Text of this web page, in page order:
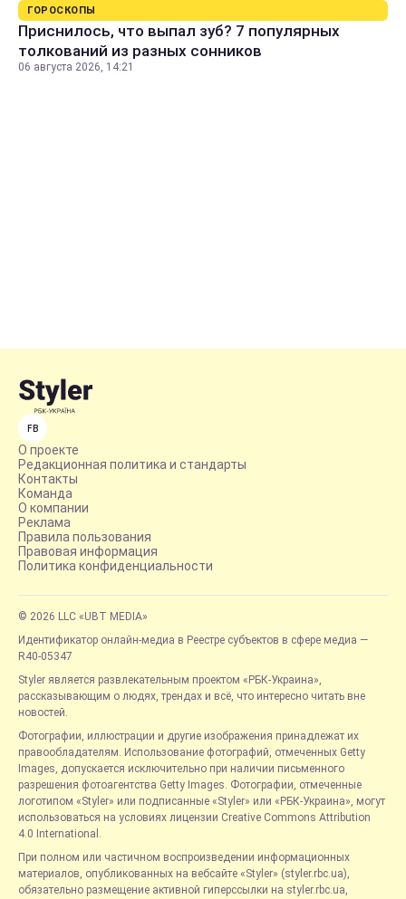
ГОРОСКОПЫ
Приснилось, что выпал зуб? 7 популярных
толкований из разных сонников
06 августа 2026, 14:21
FB
О проекте
Редакционная политика и стандарты
Контакты
Команда
О компании
Реклама
Правила пользования
Правовая информация
Политика конфиденциальности
© 2026 LLC «UBT MEDIA»
Идентификатор онлайн-медиа в Реестре субъектов в сфере медиа —
R40-05347
Styler является развлекательным проектом «РБК-Украина»,
рассказывающим о людях, трендах и всё, что интересно читать вне
новостей.
Фотографии, иллюстрации и другие изображения принадлежат их
правообладателям. Использование фотографий, отмеченных Getty
Images, допускается исключительно при наличии письменного
разрешения фотоагентства Getty Images. Фотографии, отмеченные
логотипом «Styler» или подписанные «Styler» или «РБК-Украина», могут
использоваться на условиях лицензии Creative Commons Attribution
4.0 International.
При полном или частичном воспроизведении информационных
материалов, опубликованных на вебсайте «Styler» (styler.rbc.ua),
обязательно размещение активной гиперссылки на styler.rbc.ua,